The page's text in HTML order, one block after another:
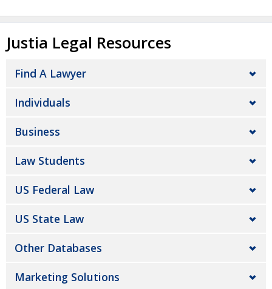
Justia Legal Resources
Find A Lawyer
Individuals
Business
Law Students
US Federal Law
US State Law
Other Databases
Marketing Solutions